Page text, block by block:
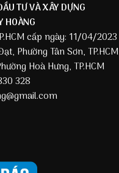
TƯ VÀ XÂY DỰNG
HOÀNG
cấp ngày: 11/04/2023
Phường Tân Sơn, TP.HCM
Hoà Hưng, TP.HCM
328